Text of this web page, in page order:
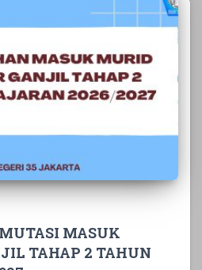
MASUK
TAHAP 2 TAHUN